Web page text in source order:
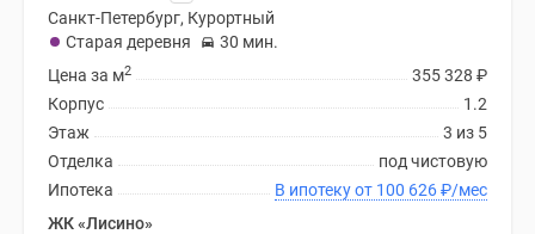
Санкт-Петербург, Курортный
Старая деревня
30 мин.
355 328 ₽
Цена за м2
1.2
Корпус
3 из 5
Этаж
под чистовую
Отделка
В ипотеку от 100 626₽/мес
Ипотека
ЖК «Лисино»